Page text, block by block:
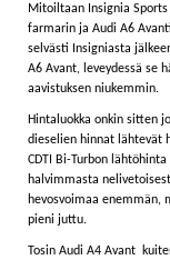
Mitoiltaan Insignia
farmarin ja Audi A6
selvästi Insigniasta
A6 Avant, leveydessä se
aavistuksen niukemmin.
Hintaluokka onkin sitten
dieselien hinnat lähtevät
CDTI Bi-Turbon
halvimmasta
hevosvoimaa enemmän,
pieni juttu.
Tosin Audi A4 Avant